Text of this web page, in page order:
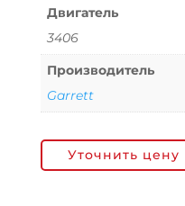
Двигатель
3406
Производитель
Garrett
Уточнить цену